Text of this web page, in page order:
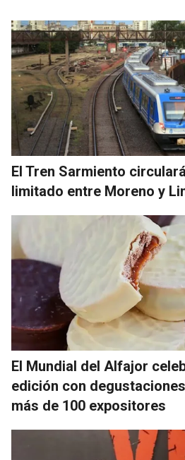
El Tren Sarmiento
limitado entre Moreno y
El Mundial del Alfajor
edición con
más de 100 expositores